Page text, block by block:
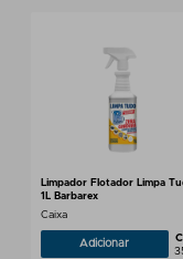
Limpador Flotador Limpa
1L Barbarex
Caixa
Adicionar